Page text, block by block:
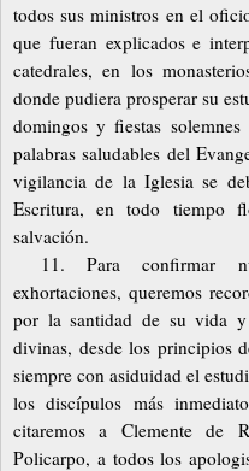
todos sus ministros en el
que fueran explicados e
catedrales, en los
donde pudiera prosperar su
domingos y fiestas
palabras saludables del
vigilancia de la Iglesia se
Escritura, en todo tiempo
salvación.
11. Para confirmar
exhortaciones, queremos
por la santidad de su vida
divinas, desde los principios
siempre con asiduidad el
los discípulos más
citaremos a Clemente de
Policarpo, a todos los